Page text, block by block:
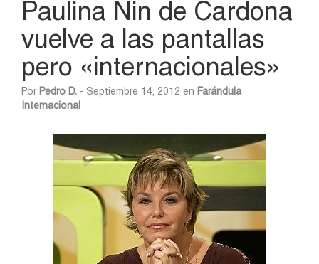
Paulina Nin de Cardona
vuelve a las pantallas
pero «internacionales»
Por Pedro D. - Septiembre 14, 2012 en Farándula
Internacional